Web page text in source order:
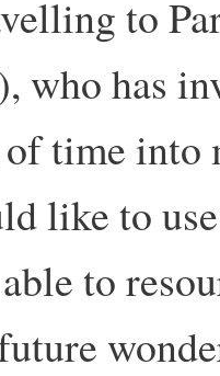
to
who has
of time
like to
to